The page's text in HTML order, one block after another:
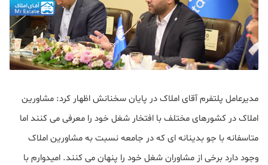
مدیرعامل پلتفرم آقای املاک در پایان سخنانش اظهار کرد: مشاورین
املاک در کشورهای مختلف با افتخار شغل خود را معرفی می کنند اما
متاسفانه با جو بدینانه ای که در جامعه نسبت به مشاورین املاک
وجود دارد برخی از مشاوران شغل خود را پنهان می کنند. امیدوارم با